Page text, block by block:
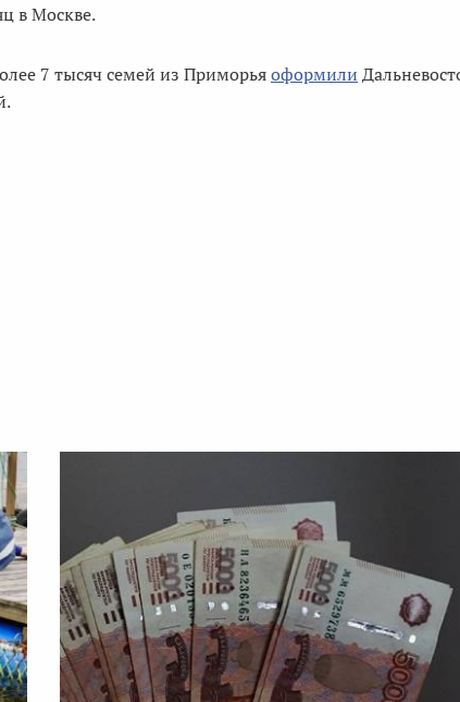
в Москве.
7 тысяч семей из Приморьяоформили